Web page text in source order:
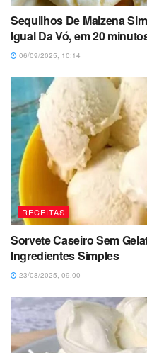
Sequilhos De Maizena
Igual Da Vó, em 20
06/09/2025, 10:14
RECEITAS
Sorvete Caseiro Sem
Ingredientes Simples
23/08/2025, 09:00